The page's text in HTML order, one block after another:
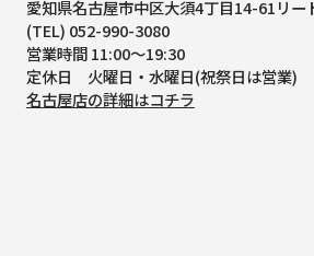
愛知県名古屋市中区大須4丁目14-61リ
(TEL) 052-990-3080
営業時間 11:00～19:30
定休日 火曜日・水曜日(祝祭日は営業)
名古屋店の詳細はコチラ